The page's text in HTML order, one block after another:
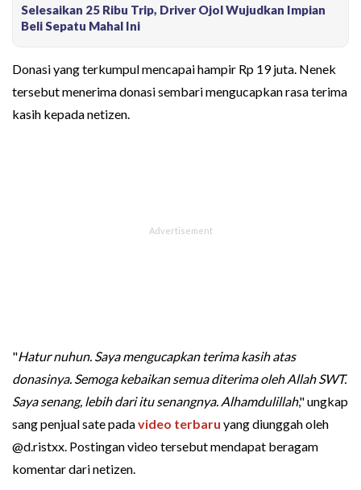
Selesaikan 25 Ribu Trip, Driver Ojol Wujudkan Impian
Beli Sepatu Mahal Ini
Donasi yang terkumpul mencapai hampir Rp 19 juta. Nenek
tersebut menerima donasi sembari mengucapkan rasa terima
kasih kepada netizen.
"Hatur nuhun. Saya mengucapkan terima kasih atas
donasinya. Semoga kebaikan semua diterima oleh Allah SWT.
Saya senang, lebih dari itu senangnya. Alhamdulillah," ungkap
sang penjual sate padavideo terbaru yang diunggah oleh
@d.ristxx. Postingan video tersebut mendapat beragam
komentar dari netizen.